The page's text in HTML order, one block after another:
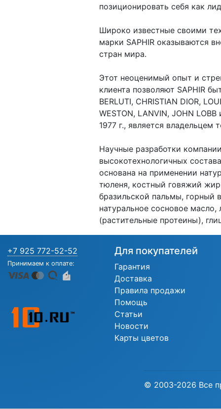
позиционировать себя как
Широко известные своими
марки SAPHIR оказываются
стран мира.
Этот неоценимый опыт и
клиента позволяют SAPHIR
BERLUTI, CHRISTIAN DIOR,
WESTON, LANVIN, JOHN
1977 г., является владельцем
Научные разработки
высокотехнологичных
основана на применении
тюленя, костный говяжий
бразильской пальмы, горный
натуральное сосновое
(растительные протеины),
+7 925 772-52-52
Принимаем к оплате:
Для покупателей
Гарантия
Доставка
Правила продажи
Помощь
Статьи
Новости
Карты цветов
© 2003-2026 Все